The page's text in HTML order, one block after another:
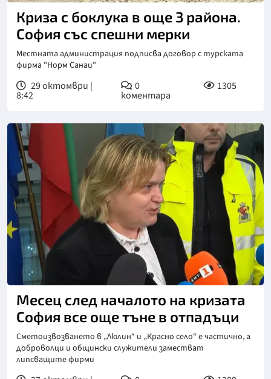
Криза с боклука в още 3 района.
София със спешни мерки
Местната администрация подписва договор с турската
фирма "Норм Санаи"
29 октомври |
8:42
0
коментара
1305
Снимка: Нова телевизия
Месец след началото на кризата
София все още тъне в отпадъци
Сметоизвозването в „Люлин“ и „Красно село“ е частично, а
доброволци и общински служители заместват
липсващите фирми